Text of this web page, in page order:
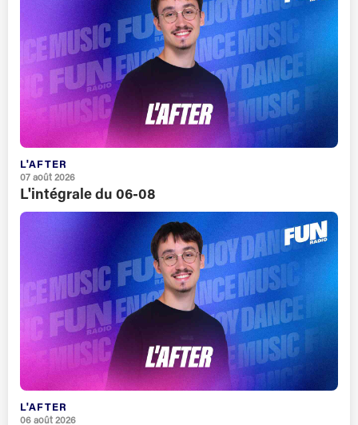
L'AFTER
07 août 2026
L'intégrale du 06-08
L'AFTER
06 août 2026